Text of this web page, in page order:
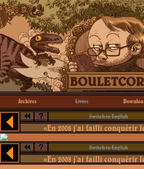
Archives Livres
? Switch to English
«En 2008 j'ai failli conquérir
? Switch to English
«En 2008 j'ai failli conquérir